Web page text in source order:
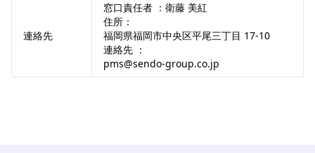
連絡先
窓口責任者 ：衛藤 美紅
住所：
福岡県福岡市中央区平尾三丁目 17-10
連絡先 ：
pms@sendo-group.co.jp